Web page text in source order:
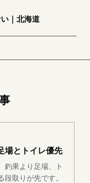
｜北海道
場とトイレ優先
釣果より足場、ト
取りが先です。